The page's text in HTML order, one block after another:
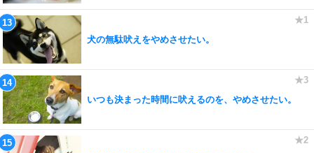
犬の無駄吠えをやめさせたい。
いつも決まった時間に吠えるのを、やめさせたい。